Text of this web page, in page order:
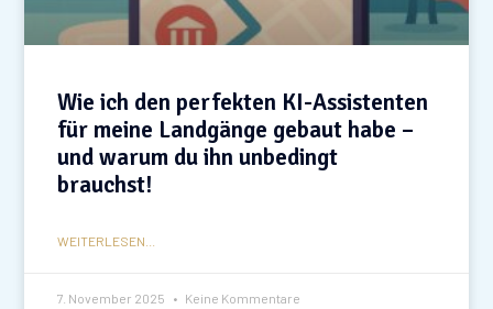
Wie ich den perfekten KI-Assistenten
für meine Landgänge gebaut habe –
und warum du ihn unbedingt
brauchst!
WEITERLESEN...
7. November 2025 Keine Kommentare